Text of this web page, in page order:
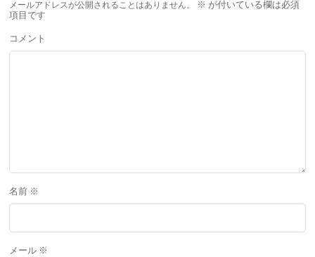
メールアドレスが公開されることはありません。 ※ が付いている欄は必須
項目です
コメント
名前 ※
メール ※